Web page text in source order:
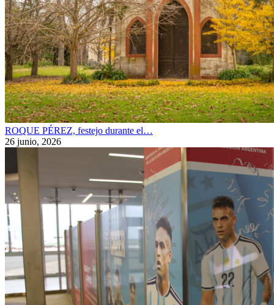
ROQUE PÉREZ, festejo durante el…
26 junio, 2026